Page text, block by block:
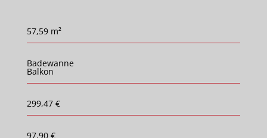
57,59 m²
Badewanne
Balkon
299,47 €
97,90 €